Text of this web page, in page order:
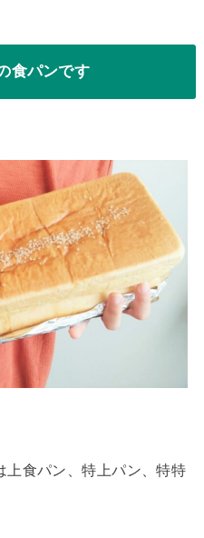
食パンです
上食パン、特上パン、特特